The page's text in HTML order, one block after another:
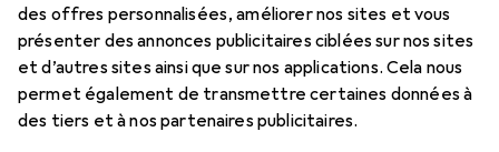
des offres personnalisées, améliorer nos sites et vous
présenter des annonces publicitaires ciblées sur nos sites
et d’autres sites ainsi que sur nos applications. Cela nous
permet également de transmettre certaines données à
des tiers et à nos partenaires publicitaires.